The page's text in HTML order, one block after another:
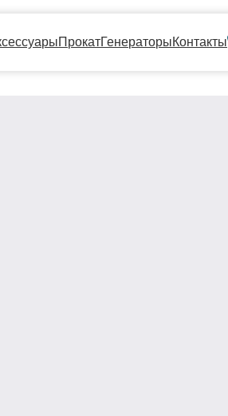
ПрокатГенераторыКонтакты